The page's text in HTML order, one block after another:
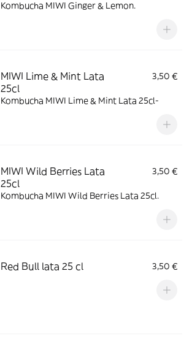
Kombucha MIWI Ginger & Lemon.
MIWI Lime & Mint Lata
25cl
3,50 €
Kombucha MIWI Lime & Mint Lata 25cl-
MIWI Wild Berries Lata
25cl
3,50 €
Kombucha MIWI Wild Berries Lata 25cl.
Red Bull lata 25 cl 3,50 €